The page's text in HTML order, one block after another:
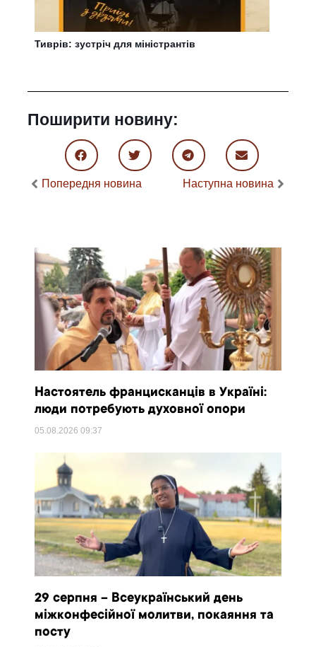
Тиврів: зустріч для міністрантів
Поширити новину:
Попередня новина Наступна новина
Настоятель францисканців в Україні:
люди потребують духовної опори
05.08.202609:37
29 серпня – Всеукраїнський день
міжконфесійної молитви, покаяння та
посту